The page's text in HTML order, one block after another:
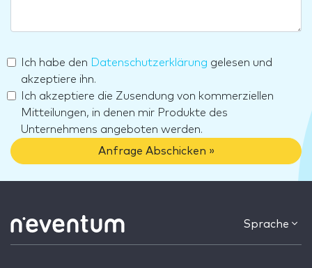
Ich habe den Datenschutzerklärung gelesen und
akzeptiere ihn.
Ich akzeptiere die Zusendung von kommerziellen
Mitteilungen, in denen mir Produkte des
Unternehmens angeboten werden.
Anfrage Abschicken »
Sprache